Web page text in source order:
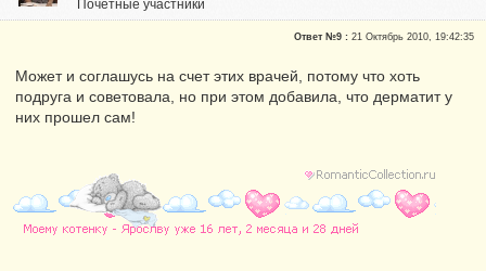
Почетные участники
Ответ №9 :21 Октябрь 2010, 19:42:35
Может и соглашусь на счет этих врачей, потому что хоть
подруга и советовала, но при этом добавила, что дерматит у
них прошел сам!